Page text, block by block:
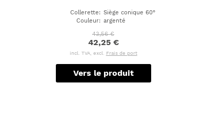
Collerette: Siège conique 60°
Couleur: argenté
43,56 €
42,25 €
incl. TVA, excl. Frais de port
Vers le produit